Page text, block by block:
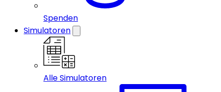
Spenden
Simulatoren
Alle Simulatoren